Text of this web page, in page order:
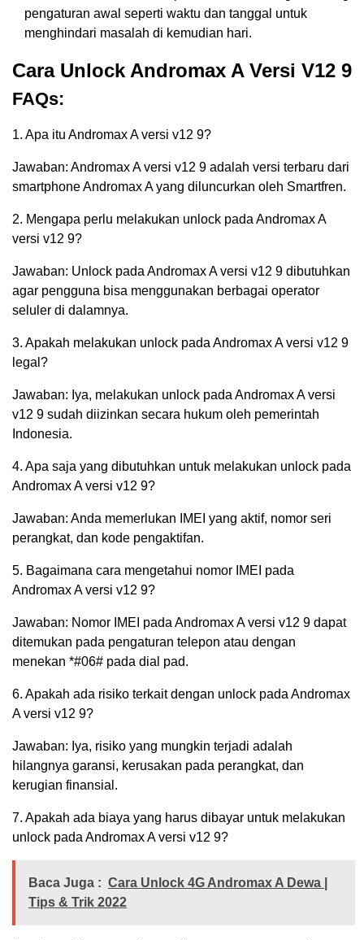
pengaturan awal seperti waktu dan tanggal untuk
menghindari masalah di kemudian hari.
Cara Unlock Andromax A Versi V12 9
FAQs:
1. Apa itu Andromax A versi v12 9?
Jawaban: Andromax A versi v12 9 adalah versi terbaru dari
smartphone Andromax A yang diluncurkan oleh Smartfren.
2. Mengapa perlu melakukan unlock pada Andromax A
versi v12 9?
Jawaban: Unlock pada Andromax A versi v12 9 dibutuhkan
agar pengguna bisa menggunakan berbagai operator
seluler di dalamnya.
3. Apakah melakukan unlock pada Andromax A versi v12 9
legal?
Jawaban: Iya, melakukan unlock pada Andromax A versi
v12 9 sudah diizinkan secara hukum oleh pemerintah
Indonesia.
4. Apa saja yang dibutuhkan untuk melakukan unlock pada
Andromax A versi v12 9?
Jawaban: Anda memerlukan IMEI yang aktif, nomor seri
perangkat, dan kode pengaktifan.
5. Bagaimana cara mengetahui nomor IMEI pada
Andromax A versi v12 9?
Jawaban: Nomor IMEI pada Andromax A versi v12 9 dapat
ditemukan pada pengaturan telepon atau dengan
menekan *#06# pada dial pad.
6. Apakah ada risiko terkait dengan unlock pada Andromax
A versi v12 9?
Jawaban: Iya, risiko yang mungkin terjadi adalah
hilangnya garansi, kerusakan pada perangkat, dan
kerugian finansial.
7. Apakah ada biaya yang harus dibayar untuk melakukan
unlock pada Andromax A versi v12 9?
Baca Juga : Cara Unlock 4G Andromax A Dewa |
Tips & Trik 2022